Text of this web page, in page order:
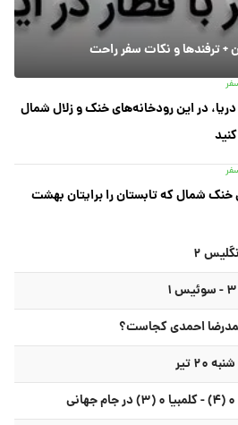
+ ترفندها و نکات سفر راحت
در این رودخانه‌های خنک و زلال شمال
خنک شمال که تابستان را برایتان بهشت
احمدی کجاست؟
تیر